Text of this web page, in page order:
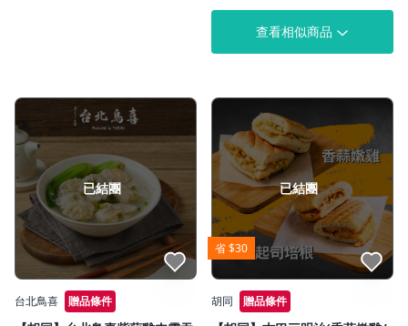
查看相似商品
已結團
點我收藏
台北鳥喜 贈品條件
省 $30
已結團
點我收藏
胡同 贈品條件